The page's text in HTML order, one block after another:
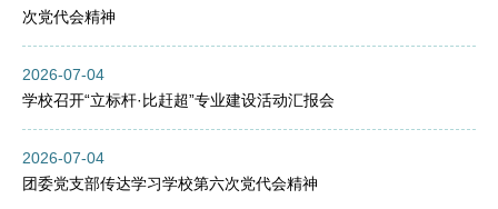
次党代会精神
2026-07-04
学校召开“立标杆·比赶超”专业建设活动汇报会
2026-07-04
团委党支部传达学习学校第六次党代会精神